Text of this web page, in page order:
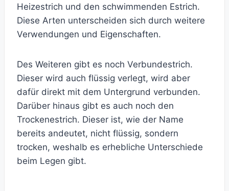
Heizestrich und den schwimmenden Estrich.
Diese Arten unterscheiden sich durch weitere
Verwendungen und Eigenschaften.
Des Weiteren gibt es noch Verbundestrich.
Dieser wird auch flüssig verlegt, wird aber
dafür direkt mit dem Untergrund verbunden.
Darüber hinaus gibt es auch noch den
Trockenestrich. Dieser ist, wie der Name
bereits andeutet, nicht flüssig, sondern
trocken, weshalb es erhebliche Unterschiede
beim Legen gibt.